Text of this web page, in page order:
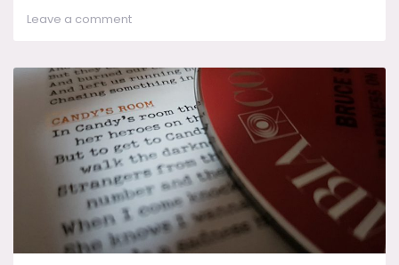
Leave a commenton
My
American
Dream
–
Die
Früchte
des
Zorns